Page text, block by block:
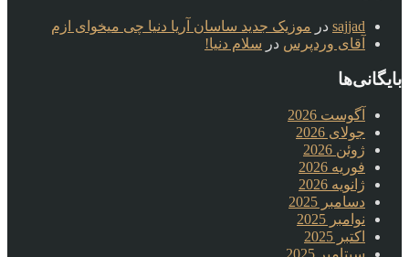
sajjad در موزیک جدید ساسان آریا دنیا چی میخوای ازم
آقای وردپرس در سلام دنیا!
بایگانی‌ها
آگوست 2026
جولای 2026
ژوئن 2026
فوریه 2026
ژانویه 2026
دسامبر 2025
نوامبر 2025
اکتبر 2025